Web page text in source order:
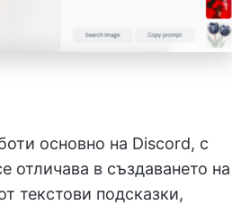
основно на Discord, с
отличава в създаването на
текстови подсказки,